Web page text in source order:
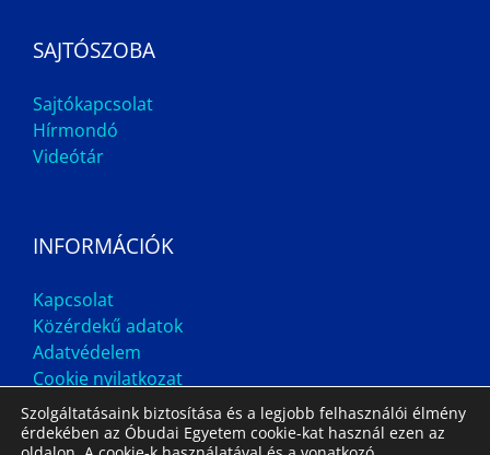
SAJTÓSZOBA
Sajtókapcsolat
Hírmondó
Videótár
INFORMÁCIÓK
Kapcsolat
Közérdekű adatok
Adatvédelem
Cookie nyilatkozat
Szolgáltatásaink biztosítása és a legjobb felhasználói élmény
érdekében az Óbudai Egyetem cookie-kat használ ezen az